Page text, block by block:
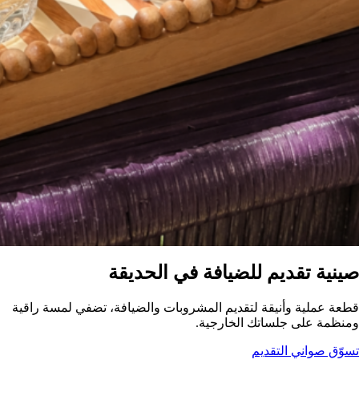
صينية تقديم للضيافة في الحديقة
قطعة عملية وأنيقة لتقديم المشروبات والضيافة، تضفي لمسة راقية
ومنظمة على جلساتك الخارجية.
تسوّق صواني التقديم